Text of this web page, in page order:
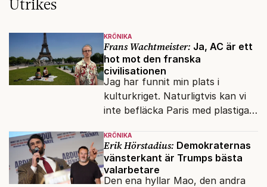
Utrikes
KRÖNIKA
Frans Wachtmeister: Ja, AC är ett
hot mot den franska
civilisationen
Jag har funnit min plats i
kulturkriget. Naturligtvis kan vi
inte befläcka Paris med plastiga
KRÖNIKA
Erik Hörstadius: Demokraternas
vänsterkant är Trumps bästa
valarbetare
Den ena hyllar Mao, den andra